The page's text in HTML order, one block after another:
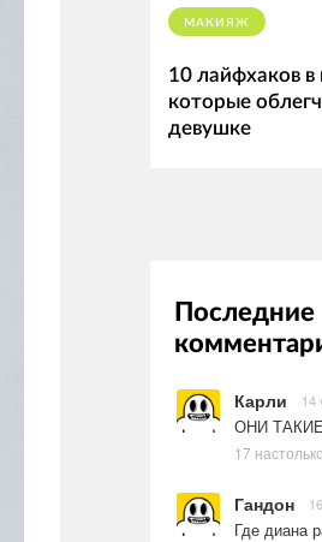
МАКИЯЖ
10 лайфхаков
которые
девушке
Последние
Карли 14
ОНИ
Гандон
Где диана